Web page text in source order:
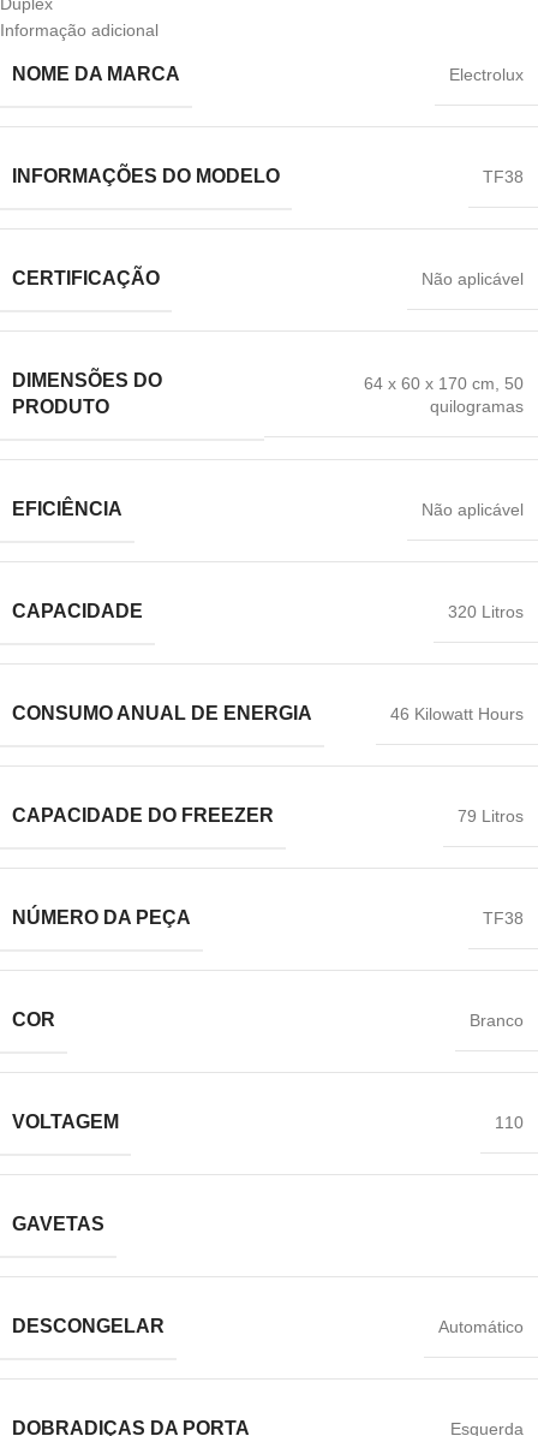
Duplex
Informação adicional
NOME DA MARCA ‎Electrolux
INFORMAÇÕES DO MODELO ‎TF38
CERTIFICAÇÃO ‎Não aplicável
DIMENSÕES DO
PRODUTO
‎64 x 60 x 170 cm
50
quilogramas
EFICIÊNCIA ‎Não aplicável
CAPACIDADE ‎320 Litros
CONSUMO ANUAL DE ENERGIA ‎46 Kilowatt Hours
CAPACIDADE DO FREEZER ‎79 Litros
NÚMERO DA PEÇA ‎TF38
COR Branco
VOLTAGEM ‎110
GAVETAS
DESCONGELAR ‎Automático
DOBRADIÇAS DA PORTA ‎Esquerda